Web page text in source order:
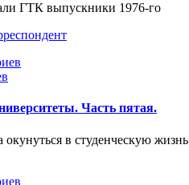
ГТК выпускники 1976-го
Часть пятая.
окунуться в студенческую жизнь